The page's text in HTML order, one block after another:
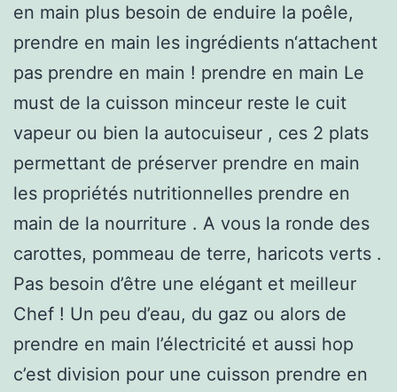
en main plus besoin de enduire la poêle,
prendre en main les ingrédients n‘attachent
pas prendre en main ! prendre en main Le
must de la cuisson minceur reste le cuit
vapeur ou bien la autocuiseur , ces 2 plats
permettant de préserver prendre en main
les propriétés nutritionnelles prendre en
main de la nourriture . A vous la ronde des
carottes, pommeau de terre, haricots verts .
Pas besoin d’être une elégant et meilleur
Chef ! Un peu d’eau, du gaz ou alors de
prendre en main l’électricité et aussi hop
c’est division pour une cuisson prendre en